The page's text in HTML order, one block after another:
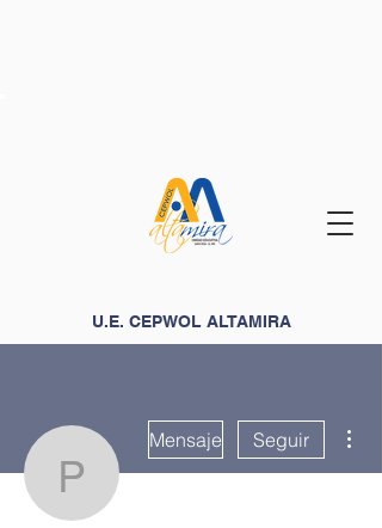
U.E. CEPWOL ALTAMIRA
Mensaje Seguir